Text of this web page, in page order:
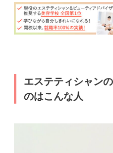
エステティシャン
のはこんな人